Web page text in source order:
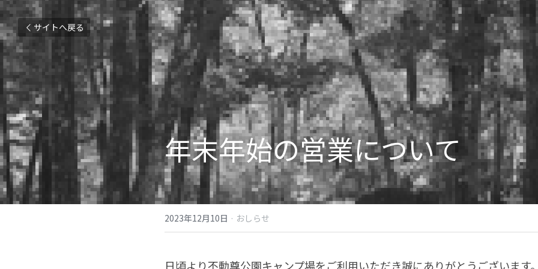
サイトへ戻る
年末年始の営業について
2023年12月10日 · おしらせ
日頃より不動尊公園キャンプ場をご利用いただき誠にありがとうございます